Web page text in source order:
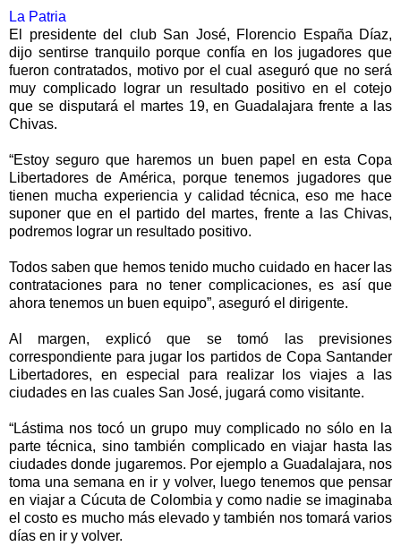
La Patria
El presidente del club San José, Florencio España Díaz,
dijo sentirse tranquilo porque confía en los jugadores que
fueron contratados, motivo por el cual aseguró que no será
muy complicado lograr un resultado positivo en el cotejo
que se disputará el martes 19, en Guadalajara frente a las
Chivas.
“Estoy seguro que haremos un buen papel en esta Copa
Libertadores de América, porque tenemos jugadores que
tienen mucha experiencia y calidad técnica, eso me hace
suponer que en el partido del martes, frente a las Chivas,
podremos lograr un resultado positivo.
Todos saben que hemos tenido mucho cuidado en hacer las
contrataciones para no tener complicaciones, es así que
ahora tenemos un buen equipo”, aseguró el dirigente.
Al margen, explicó que se tomó las previsiones
correspondiente para jugar los partidos de Copa Santander
Libertadores, en especial para realizar los viajes a las
ciudades en las cuales San José, jugará como visitante.
“Lástima nos tocó un grupo muy complicado no sólo en la
parte técnica, sino también complicado en viajar hasta las
ciudades donde jugaremos. Por ejemplo a Guadalajara, nos
toma una semana en ir y volver, luego tenemos que pensar
en viajar a Cúcuta de Colombia y como nadie se imaginaba
el costo es mucho más elevado y también nos tomará varios
días en ir y volver.